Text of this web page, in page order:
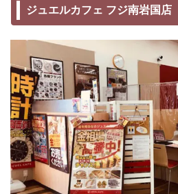
ジュエルカフェ フジ南岩国店